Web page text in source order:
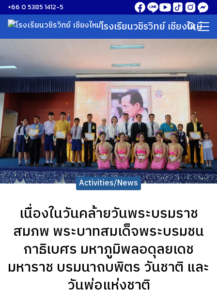
Skip
to
content
+66 0 5385 1412-5
โรงเรียนวชิรวิทย์ เชียงใหม่
Search
for:
Activities/News
เนื่องในวันคล้ายวันพระบรมราช
สมภพ พระบาทสมเด็จพระบรมชน
กาธิเบศร มหาภูมิพลอดุลยเดช
มหาราช บรมนาถบพิตร วันชาติ และ
วันพ่อแห่งชาติ